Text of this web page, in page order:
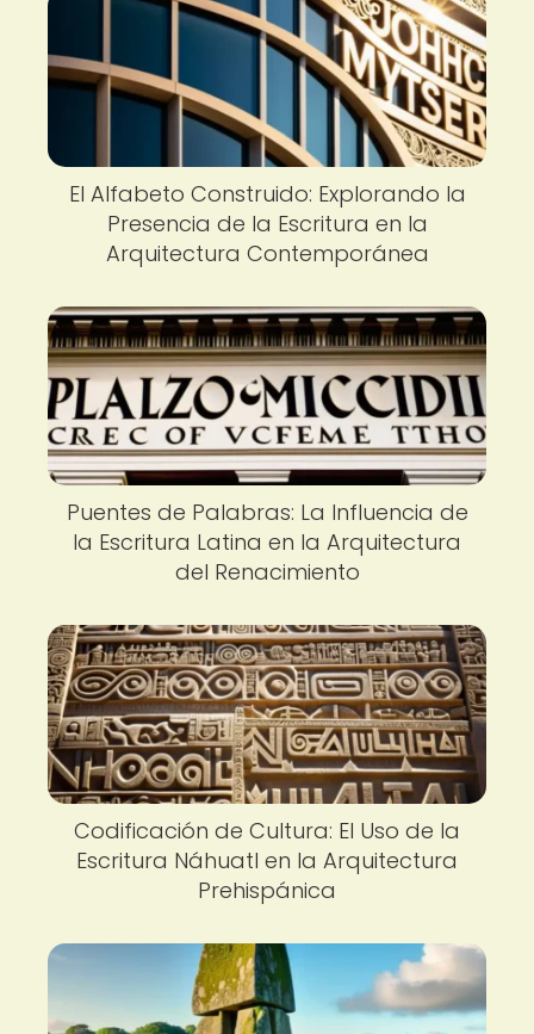
El Alfabeto Construido: Explorando la
Presencia de la Escritura en la
Arquitectura Contemporánea
Puentes de Palabras: La Influencia de
la Escritura Latina en la Arquitectura
del Renacimiento
Codificación de Cultura: El Uso de la
Escritura Náhuatl en la Arquitectura
Prehispánica